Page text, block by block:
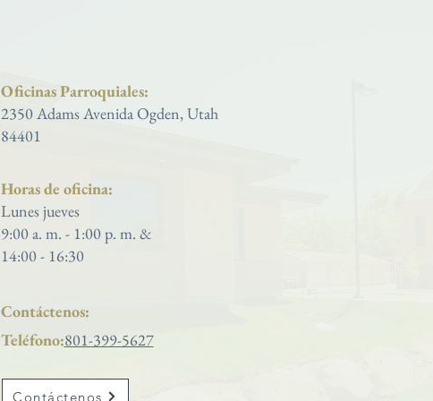
Oficinas Parroquiales:
2350 Adams Avenida Ogden, Utah
84401
Horas de oficina:
Lunes jueves
9:00 a. m. - 1:00 p. m. &
14:00 - 16:30
Contáctenos:
Teléfono:801-399-5627
Contáctenos